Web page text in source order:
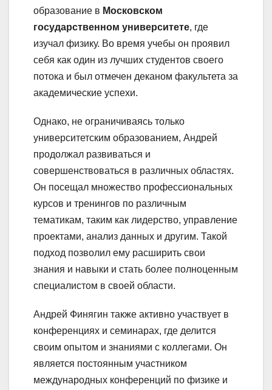
образование в Московском
государственном университете, где
изучал физику. Во время учебы он проявил
себя как один из лучших студентов своего
потока и был отмечен деканом факультета за
академические успехи.
Однако, не ограничиваясь только
университетским образованием, Андрей
продолжал развиваться и
совершенствоваться в различных областях.
Он посещал множество профессиональных
курсов и тренингов по различным
тематикам, таким как лидерство, управление
проектами, анализ данных и другим. Такой
подход позволил ему расширить свои
знания и навыки и стать более полноценным
специалистом в своей области.
Андрей Финягин также активно участвует в
конференциях и семинарах, где делится
своим опытом и знаниями с коллегами. Он
является постоянным участником
международных конференций по физике и